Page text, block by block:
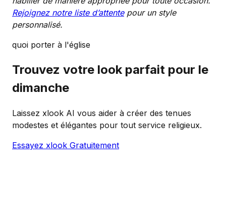
Rejoignez notre liste d’attentepour un style
personnalisé.
quoi porter à l'église
Trouvez votre look parfait pour le
dimanche
Laissez xlook AI vous aider à créer des tenues
modestes et élégantes pour tout service religieux.
Essayez xlook Gratuitement